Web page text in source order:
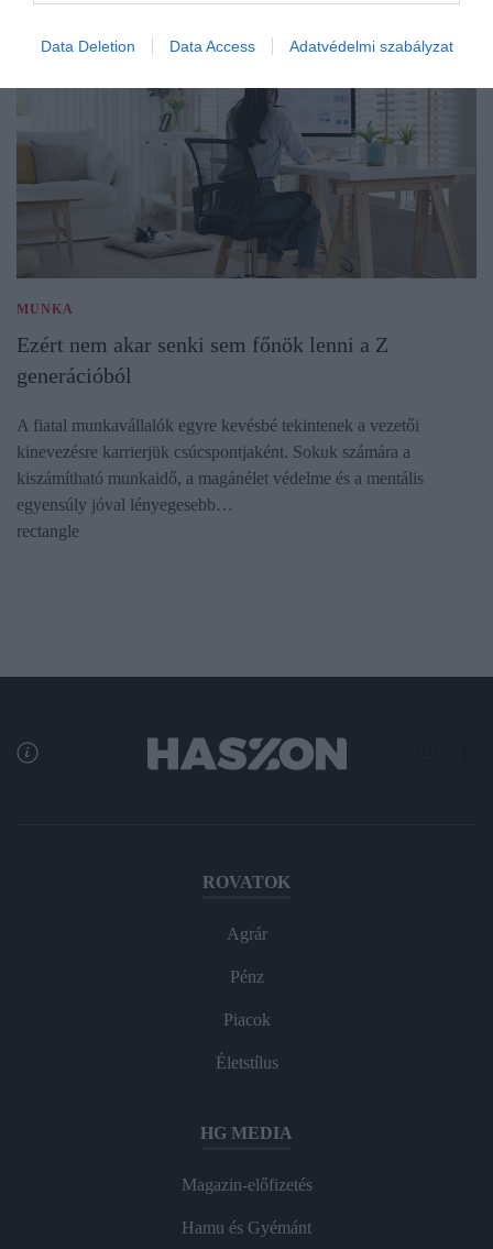
Data Deletion Data Access Adatvédelmi szabályzat
MUNKA
Ezért nem akar senki sem főnök lenni a Z
generációból
A fiatal munkavállalók egyre kevésbé tekintenek a vezetői
kinevezésre karrierjük csúcspontjaként. Sokuk számára a
kiszámítható munkaidő, a magánélet védelme és a mentális
egyensúly jóval lényegesebb…
rectangle
ROVATOK
Agrár
Pénz
Piacok
Életstílus
HG MEDIA
Magazin-előfizetés
Hamu és Gyémánt